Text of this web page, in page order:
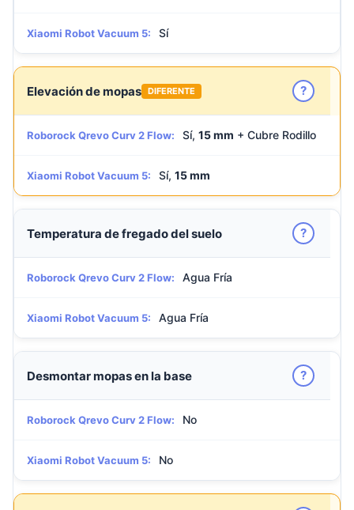
Xiaomi Robot Vacuum 5: Sí
Elevación de mopas DIFERENTE ?
Roborock Qrevo Curv 2 Flow: Sí, 15 mm + Cubre Rodillo
Xiaomi Robot Vacuum 5: Sí, 15 mm
Temperatura de fregado del suelo ?
Roborock Qrevo Curv 2 Flow: Agua Fría
Xiaomi Robot Vacuum 5: Agua Fría
Desmontar mopas en la base ?
Roborock Qrevo Curv 2 Flow: No
Xiaomi Robot Vacuum 5: No